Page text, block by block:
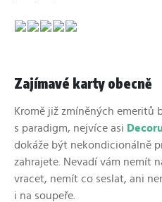
Zajímavé karty obecně
Kromě již zmíněných emeritů
s paradigm, nejvíce asi
dokáže být nekondicionálně
zahrajete. Nevadí vám nemít
vracet, nemít co seslat, ani
i na soupeře.